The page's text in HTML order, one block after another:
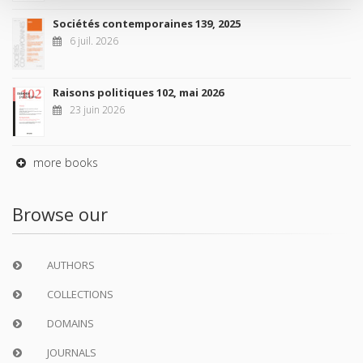
Sociétés contemporaines 139, 2025
6 juil. 2026
Raisons politiques 102, mai 2026
23 juin 2026
more books
Browse our
AUTHORS
COLLECTIONS
DOMAINS
JOURNALS